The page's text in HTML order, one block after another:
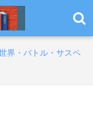
界・バトル・サスペ